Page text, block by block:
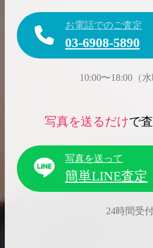
お電話でのご査定
03-6908-5890
10:00〜18:00（水
写真を送るだけで
写真を送って
簡単LINE査定
24時間受